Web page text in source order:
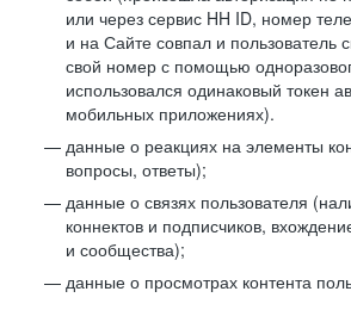
или через сервис HH ID, номер
и на Сайте совпал и пользователь
свой номер с помощью
использовался одинаковый токен
мобильных приложениях).
данные о реакциях на элементы
вопросы, ответы);
данные о связях пользователя
коннектов и подписчиков,
и сообщества);
данные о просмотрах контента